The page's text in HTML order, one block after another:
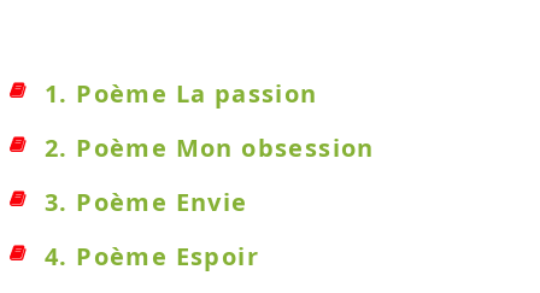
1. Poème La passion
2. Poème Mon obsession
3. Poème Envie
4. Poème Espoir